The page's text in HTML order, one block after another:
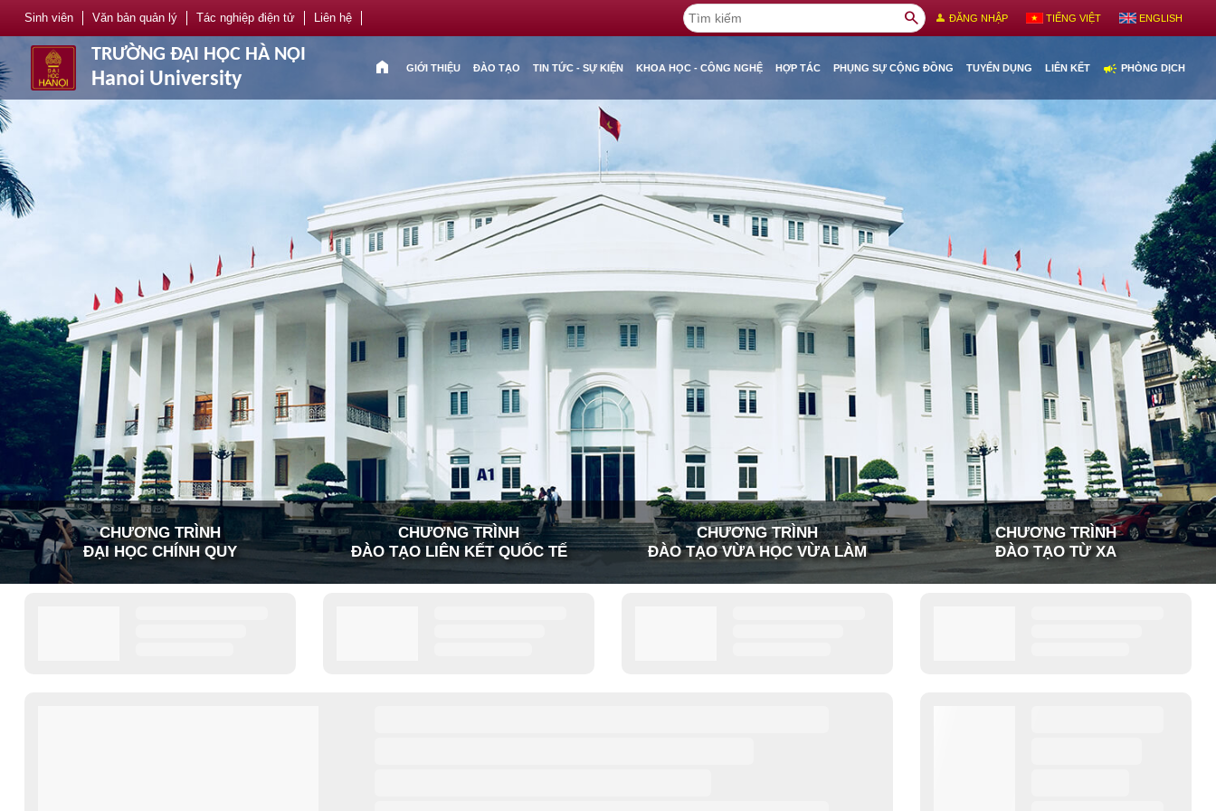
Sinh viên Văn bản quản lý Tác nghiệp điện tử Liên hệ search person ĐĂNG NHẬP TIẾNG VIỆT ENGLISH
TRƯỜNG ĐẠI HỌC HÀ NỘI
Hanoi University
home GIỚI THIỆU ĐÀO TẠO TIN TỨC - SỰ KIỆN KHOA HỌC - CÔNG NGHỆ HỢP TÁC PHỤNG SỰ CỘNG ĐỒNG TUYỂN DỤNG LIÊN KẾT campaign PHÒNG DỊCH
CHƯƠNG TRÌNH
ĐẠI HỌC CHÍNH QUY
CHƯƠNG TRÌNH
ĐÀO TẠO LIÊN KẾT QUỐC TẾ
CHƯƠNG TRÌNH
ĐÀO TẠO VỪA HỌC VỪA LÀM
CHƯƠNG TRÌNH
ĐÀO TẠO TỪ XA